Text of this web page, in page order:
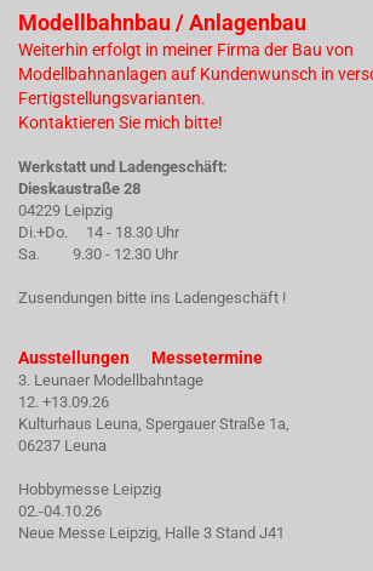
Modellbahnbau / Anlagenbau
Weiterhin erfolgt in meiner Firma der Bau von
Modellbahnanlagen auf Kundenwunsch in
Fertigstellungsvarianten.
Kontaktieren Sie mich bitte!
Werkstatt und Ladengeschäft:
Dieskaustraße 28
04229 Leipzig
Di.+Do. 14 - 18.30 Uhr
Sa. 9.30 - 12.30 Uhr
Zusendungen bitte ins Ladengeschäft !
Ausstellungen Messetermine
3. Leunaer Modellbahntage
12. +13.09.26
Kulturhaus Leuna, Spergauer Straße 1a,
06237 Leuna
Hobbymesse Leipzig
02.-04.10.26
Neue Messe Leipzig, Halle 3 Stand J41